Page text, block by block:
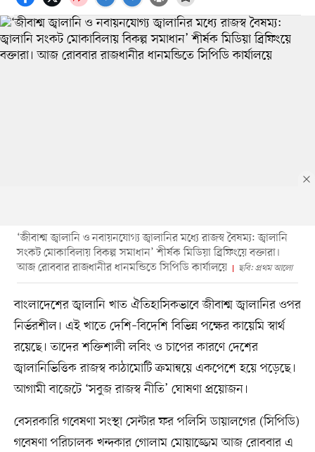
‘জীবাশ্ম জ্বালানি ও নবায়নযোগ্য জ্বালানির মধ্যে রাজস্ব বৈষম্য: জ্বালানি
সংকট মোকাবিলায় বিকল্প সমাধান’ শীর্ষক মিডিয়া ব্রিফিংয়ে বক্তারা।
আজ রোববার রাজধানীর ধানমন্ডিতে সিপিডি কার্যালয়ে
ছবি: প্রথম আলো
বাংলাদেশের জ্বালানি খাত ঐতিহাসিকভাবে জীবাশ্ম জ্বালানির ওপর
নির্ভরশীল। এই খাতে দেশি–বিদেশি বিভিন্ন পক্ষের কায়েমি স্বার্থ
রয়েছে। তাদের শক্তিশালী লবিং ও চাপের কারণে দেশের
জ্বালানিভিত্তিক রাজস্ব কাঠামোটি ক্রমান্বয়ে একপেশে হয়ে পড়েছে।
আগামী বাজেটে ‘সবুজ রাজস্ব নীতি’ ঘোষণা প্রয়োজন।
বেসরকারি গবেষণা সংস্থা সেন্টার ফর পলিসি ডায়ালগের (সিপিডি)
গবেষণা পরিচালক খন্দকার গোলাম মোয়াজ্জেম আজ রোববার এ